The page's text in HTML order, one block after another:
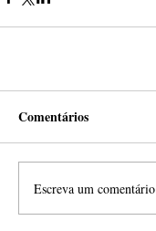
Comentários
Escreva um comentário